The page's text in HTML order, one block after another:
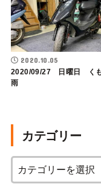
2020.10.05
2020/09/27 日曜日 く
雨
カテゴリー